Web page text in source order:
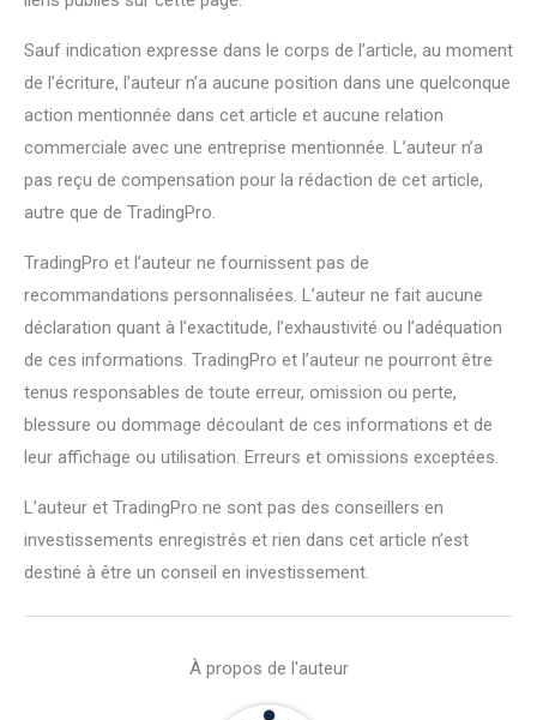
Sauf indication expresse dans le corps de l’article, au moment
de l’écriture, l’auteur n’a aucune position dans une quelconque
action mentionnée dans cet article et aucune relation
commerciale avec une entreprise mentionnée. L’auteur n’a
pas reçu de compensation pour la rédaction de cet article,
autre que de TradingPro.
TradingPro et l’auteur ne fournissent pas de
recommandations personnalisées. L’auteur ne fait aucune
déclaration quant à l’exactitude, l’exhaustivité ou l’adéquation
de ces informations. TradingPro et l’auteur ne pourront être
tenus responsables de toute erreur, omission ou perte,
blessure ou dommage découlant de ces informations et de
leur affichage ou utilisation. Erreurs et omissions exceptées.
L’auteur et TradingPro ne sont pas des conseillers en
investissements enregistrés et rien dans cet article n’est
destiné à être un conseil en investissement.
À propos de l'auteur